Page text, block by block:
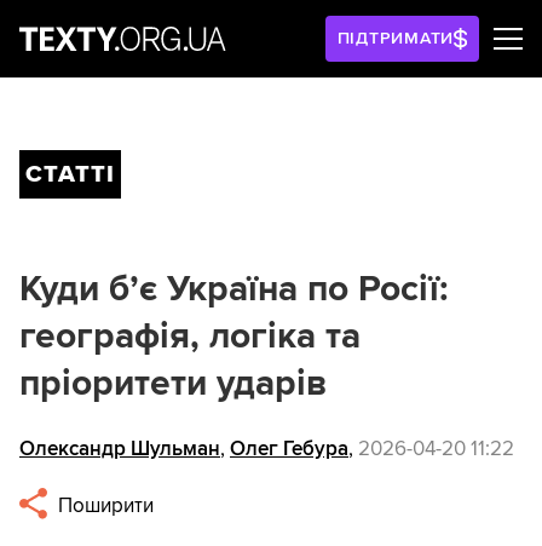
ПІДТРИМАТИ
СТАТТІ
Куди б’є Україна по Росії:
географія, логіка та
пріоритети ударів
Олександр Шульман, Олег Гебура, 2026-04-20 11:22
Поширити